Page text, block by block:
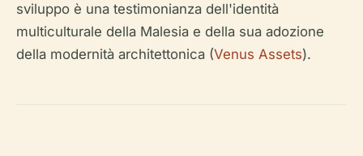
sviluppo è una testimonianza dell'identità
multiculturale della Malesia e della sua adozione
della modernità architettonica (Venus Assets).